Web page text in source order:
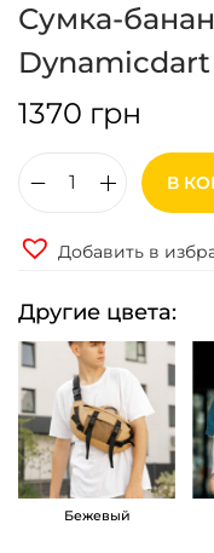
Сумка-
1370 грн
л
е
с
т
в
о
В
Добавить в
Другие цвета:
Бежевый